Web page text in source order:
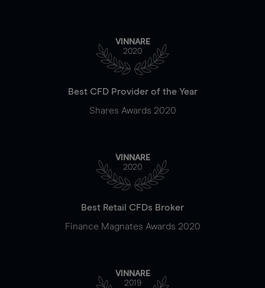
VINNARE
2020
Best CFD Provider of the Year
Shares Awards 2020
VINNARE
2020
Best Retail CFDs Broker
Finance Magnates Awards 2020
VINNARE
2019